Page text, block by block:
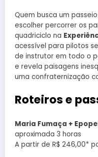
Quem busca um
escolher percorrer os
quadriciclo na
acessível para pilotos
de instrutor em todo o
e revela paisagens
uma confraternização
Roteiros e
Maria Fumaça +
aproximada 3 horas
A partir de R$ 246,00*